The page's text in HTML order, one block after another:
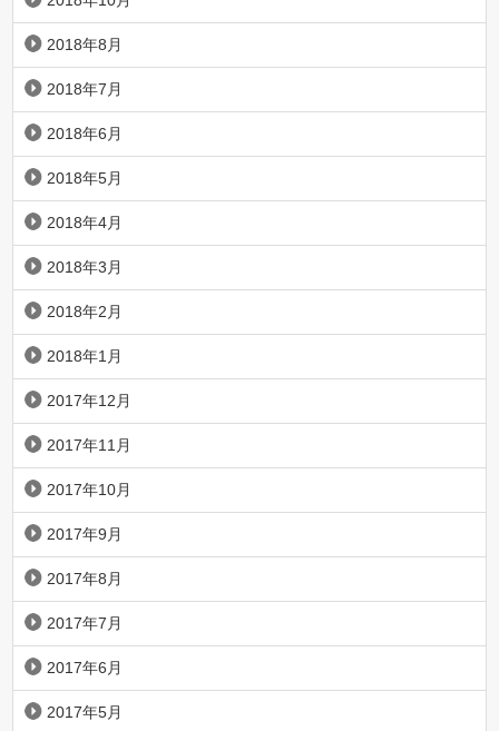
2018年8月
2018年7月
2018年6月
2018年5月
2018年4月
2018年3月
2018年2月
2018年1月
2017年12月
2017年11月
2017年10月
2017年9月
2017年8月
2017年7月
2017年6月
2017年5月